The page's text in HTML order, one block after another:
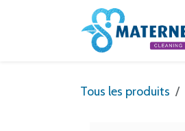
Se rendre au contenu
Tous les produits